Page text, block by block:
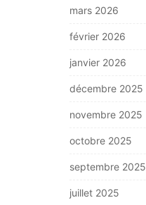
mars 2026
février 2026
janvier 2026
décembre 2025
novembre 2025
octobre 2025
septembre 2025
juillet 2025